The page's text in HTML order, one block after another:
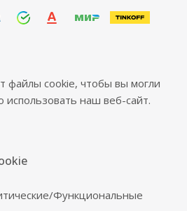
файлы cookie, чтобы вы могли
наш веб-сайт.
Функциональные